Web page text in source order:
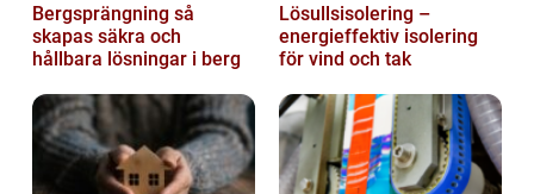
Bergsprängning så
skapas säkra och
hållbara lösningar i berg
Lösullsisolering –
energieffektiv isolering
för vind och tak